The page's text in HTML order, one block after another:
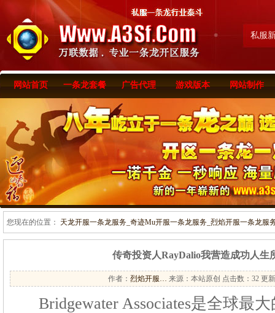
私服
网站首页 一条龙套餐 广告代理 游戏版本 网站制作
您现在的位置： 天龙开服一条龙服务_奇迹Mu开服一条龙服务_烈焰开服一条龙服
传奇投资人RayDalio我营造成功人生
作者： 烈焰开服… 来源：本站原创 点击数： 32 更
Bridgewater Associates是全球最大